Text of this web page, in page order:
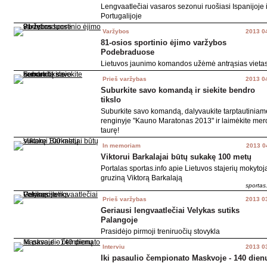
Lengvaatlečiai vasaros sezonui ruošiasi Ispanijoje
Portugalijoje
Varžybos 2013
81-osios sportinio ėjimo varžybos
Podebraduose
Lietuvos jaunimo komandos užėmė antrąsias
Prieš varžybas 2013
Suburkite savo komandą ir siekite bendro
tikslo
Suburkite savo komandą, dalyvaukite
renginyje "Kauno Maratonas 2013" ir laimėkite
taurę!
In memoriam 2013
Viktorui Barkalajai būtų sukakę 100 metų
Portalas sportas.info apie Lietuvos stajerių
gruziną Viktorą Barkalają
Prieš varžybas 2013
Geriausi lengvaatlečiai Velykas sutiks
Palangoje
Prasidėjo pirmoji treniruočių stovykla
Interviu 2013
Iki pasaulio čempionato Maskvoje - 140